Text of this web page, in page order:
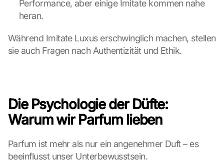
Performance, aber einige Imitate kommen nahe
heran.
Während Imitate Luxus erschwinglich machen, stellen
sie auch Fragen nach Authentizität und Ethik.
Die Psychologie der Düfte:
Warum wir Parfum lieben
Parfum ist mehr als nur ein angenehmer Duft – es
beeinflusst unser Unterbewusstsein.
e
e
r
G
e
M
p
-